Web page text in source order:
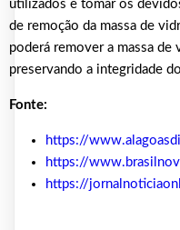
utilizados e tomar os
de remoção da massa de
poderá remover a massa de
preservando a integridade
Fonte:
https://
https://
https://